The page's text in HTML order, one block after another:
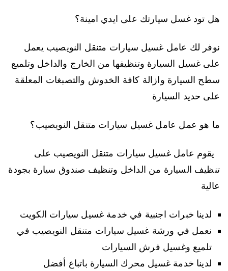
هل تود غسل سيارتك على ايدي امينة؟
نوفر لك عامل غسيل سيارات متنقل النويصيب يعمل
على غسيل السيارة وتنظيفها من الخارج والداخل وتلميع
سطح السيارة وازالة كافة الخدوش والتصبغات المعلقة
على حديد السيارة
ما هو عمل عامل غسيل سيارات متنقل النويصيب؟
يقوم عامل غسيل سيارات متنقل النويصيب على
تنظيف السيارة من الداخل وتنظيف صندوق سيارة بجودة
عالية
لدينا خبرات اجنبية في خدمة غسيل سيارات الكويت
نعمل في ورشة غسيل سيارات متنقل النويصيب في
تلميع وغسيل فرش السيارات
لدينا خدمة غسيل محرك السيارة باتباع أفضل